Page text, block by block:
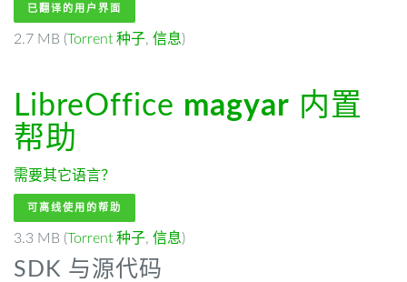
已翻译的用户界面
2.7 MB (Torrent 种子, 信息)
LibreOffice magyar 内置
帮助
需要其它语言？
可离线使用的帮助
3.3 MB (Torrent 种子, 信息)
SDK 与源代码